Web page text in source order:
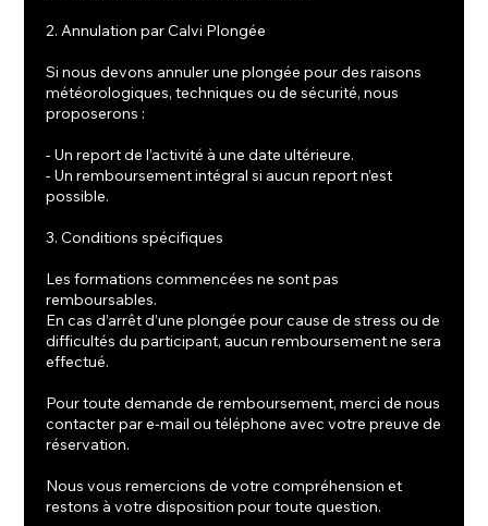
2. Annulation par Calvi Plongée
Si nous devons annuler une plongée pour des raisons
météorologiques, techniques ou de sécurité, nous
proposerons :
- Un report de l’activité à une date ultérieure.
- Un remboursement intégral si aucun report n’est
possible.
3. Conditions spécifiques
Les formations commencées ne sont pas
remboursables.
En cas d’arrêt d’une plongée pour cause de stress ou de
difficultés du participant, aucun remboursement ne sera
effectué.
Pour toute demande de remboursement, merci de nous
contacter par e-mail ou téléphone avec votre preuve de
réservation.
Nous vous remercions de votre compréhension et
restons à votre disposition pour toute question.